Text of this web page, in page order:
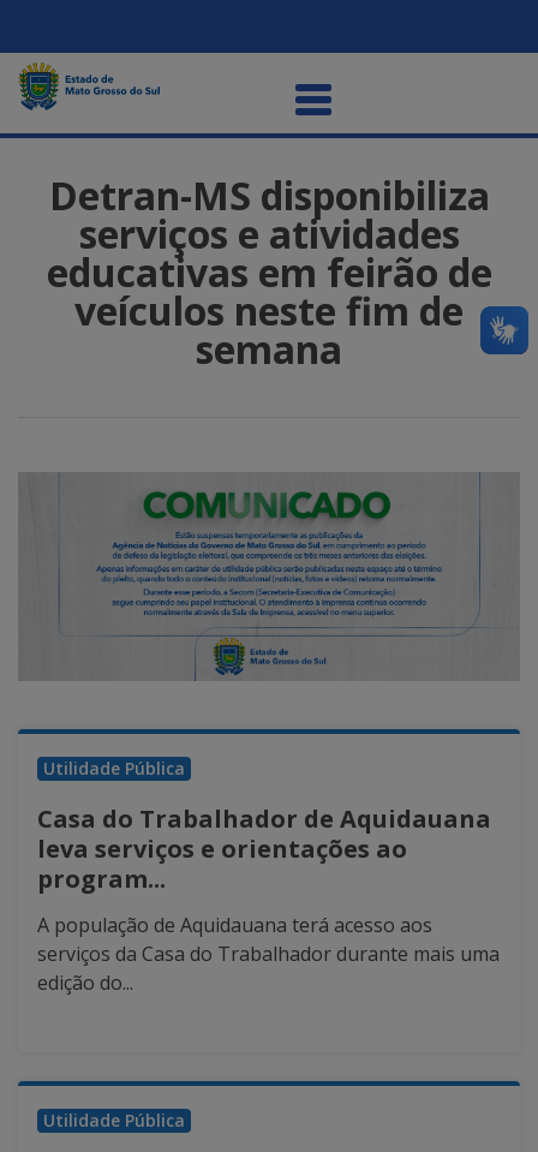
Detran-MS disponibiliza
serviços e atividades
educativas em feirão de
veículos neste fim de
semana
Utilidade Pública
Casa do Trabalhador de Aquidauana
leva serviços e orientações ao
program...
A população de Aquidauana terá acesso aos
serviços da Casa do Trabalhador durante mais uma
edição do...
Utilidade Pública